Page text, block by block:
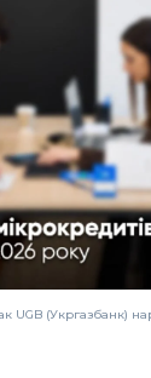
UGB (Укргазбанк)